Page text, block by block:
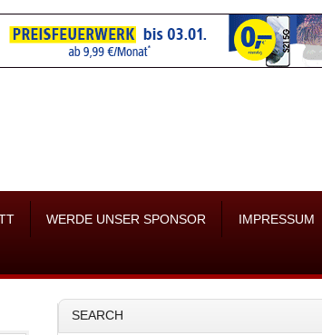
WERDE UNSER SPONSOR IMPRESSUM
SEARCH